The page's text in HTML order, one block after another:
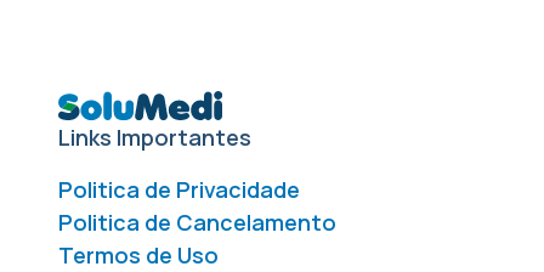
Links Importantes
Politica de Privacidade
Politica de Cancelamento
Termos de Uso